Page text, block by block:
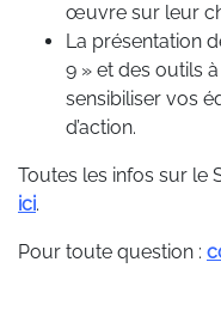
œuvre sur leur
La présentation
9 » et des outils
sensibiliser vos
d’action.
Toutes les infos sur le
ici.
Pour toute question :